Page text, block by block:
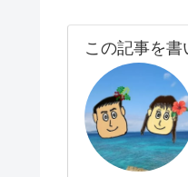
この記事を書